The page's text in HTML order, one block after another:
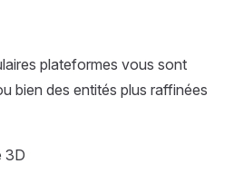
plateformes vous sont
bien des entités plus raffinées
3D